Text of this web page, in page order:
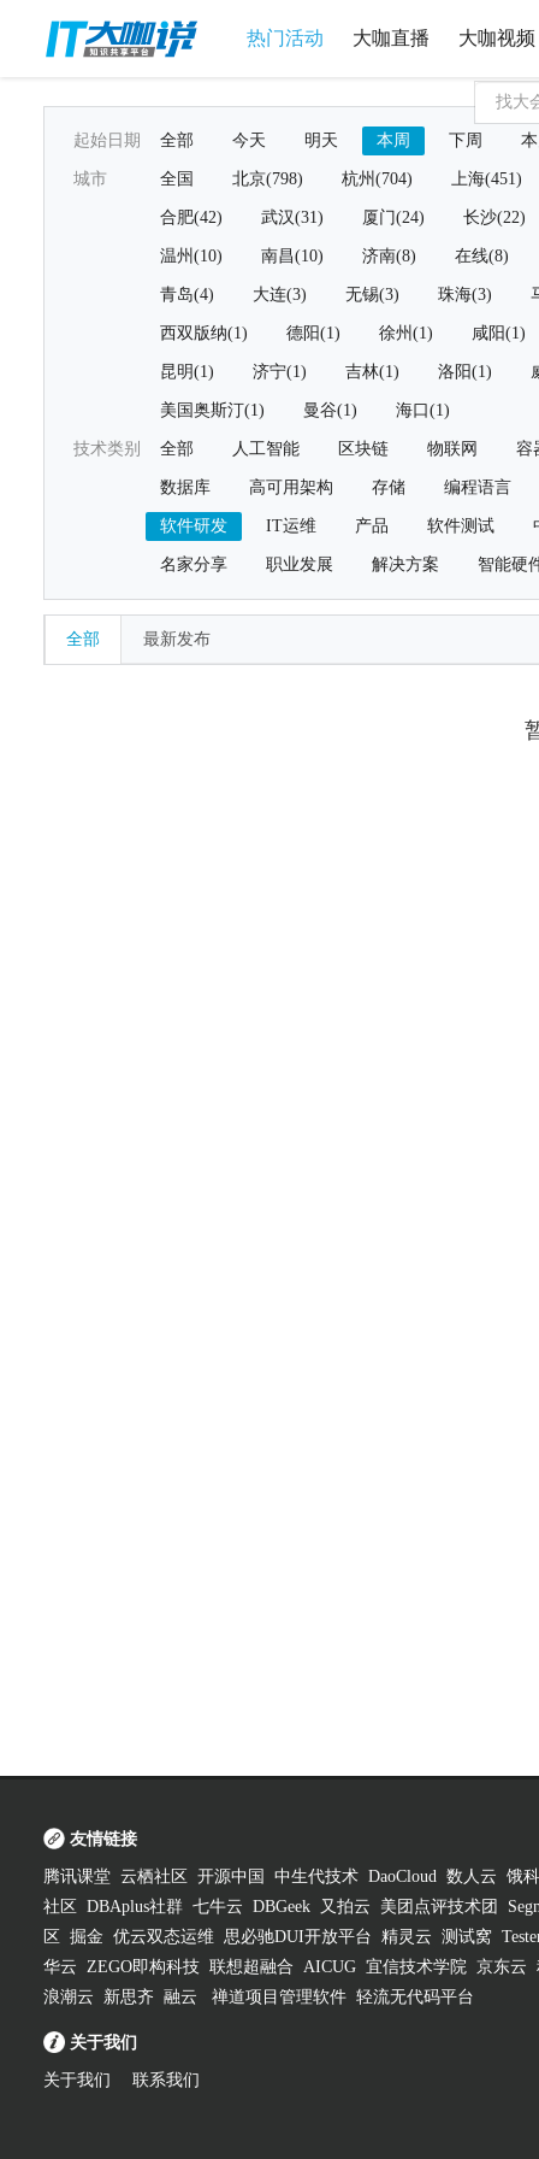
热门活动 大咖直播 大咖视频
起始日期 全部 今天 明天 本周 下周
城市 全国 北京(798) 杭州(704) 上海(451)
合肥(42) 武汉(31) 厦门(24) 长沙(22)
温州(10) 南昌(10) 济南(8) 在线(8)
青岛(4) 大连(3) 无锡(3) 珠海(3)
西双版纳(1) 德阳(1) 徐州(1) 咸阳(1)
昆明(1) 济宁(1) 吉林(1) 洛阳(1)
美国奥斯汀(1) 曼谷(1) 海口(1)
技术类别 全部 人工智能 区块链 物联网 容
数据库 高可用架构 存储 编程语言
软件研发 IT运维 产品 软件测试
名家分享 职业发展 解决方案 智能硬
全部 最新发布
友情链接
腾讯课堂 云栖社区 开源中国 中生代技术 DaoCloud 数人云 饿
社区
DBAplus社群 七牛云 DBGeek 又拍云 美团点评技术团
区
掘金 优云双态运维 思必驰DUI开放平台 精灵云 测试窝
华云 ZEGO即构科技 联想超融合 AICUG 宜信技术学院 京东云
浪潮云
新思齐 融云 禅道项目管理软件 轻流无代码平台
关于我们
关于我们 联系我们